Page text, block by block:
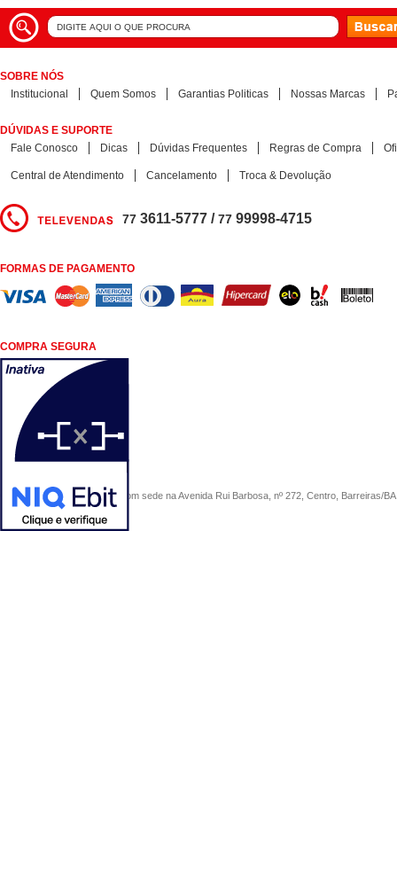
SOBRE NÓS
Institucional
Quem Somos Garantias Politicas Nossas Marcas
DÚVIDAS E SUPORTE
Fale Conosco
Dicas Dúvidas Frequentes Regras de Compra
Central de Atendimento Cancelamento Troca & Devolução
77 3611-5777 /77 99998-4715
FORMAS DE PAGAMENTO
COMPRA SEGURA
COMERCIAL SÃO PAULO, com sede na Avenida Rui Barbosa, nº 272, Centro, Barreiras/